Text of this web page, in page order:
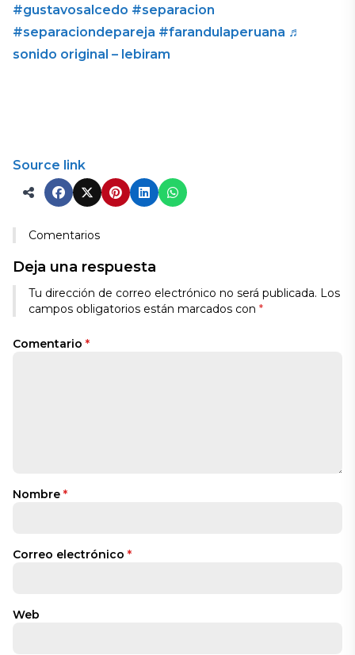
#gustavosalcedo #separacion
#separaciondepareja #farandulaperuana ♬
sonido original – lebiram
Source link
Comentarios
Deja una respuesta
Tu dirección de correo electrónico no será publicada. Los
campos obligatorios están marcados con *
Comentario *
Nombre *
Correo electrónico *
Web